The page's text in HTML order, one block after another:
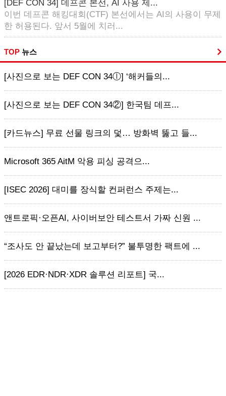
[DEF CON 34] 데프콘 본선, AI 사용 제...
이번 데프콘 해킹대회(CTF) 본선에서는 AI의 사용이 무제
한 허용된다. 앞서 5월에 치러...
TOP 뉴스
[사진으로 보는 DEF CON 34ⓛ] ‘해커들의...
[사진으로 보는 DEF CON 34②] 한국팀 데프...
[카드뉴스] 무료 선물 링크의 덫… 방화벽 뚫고 들...
Microsoft 365 AitM 악용 피싱 공격으...
[ISEC 2026] 대미를 장식할 컨퍼런스 주제는...
앤트로픽·오픈AI, 사이버보안 테스트서 가짜 신원 ...
“조사도 안 끝났는데 보고부터?” 불투명한 팩트에 ...
[2026 EDR·NDR·XDR 솔루션 리포트] 국...